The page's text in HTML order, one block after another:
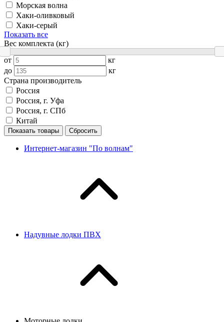
Морская волна
Хаки-оливковый
Хаки-серый
Показать все
Вес комплекта (кг)
от
кг
до
кг
Страна производитель
Россия
Россия, г. Уфа
Россия, г. СПб
Китай
Показать товары Сбросить
Интернет-магазин "По волнам"
Надувные лодки ПВХ